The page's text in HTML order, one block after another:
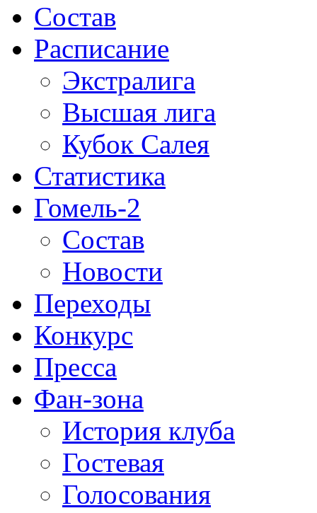
Состав
Расписание
Экстралига
Высшая лига
Кубок Салея
Статистика
Гомель-2
Состав
Новости
Переходы
Конкурс
Пресса
Фан-зона
История клуба
Гостевая
Голосования